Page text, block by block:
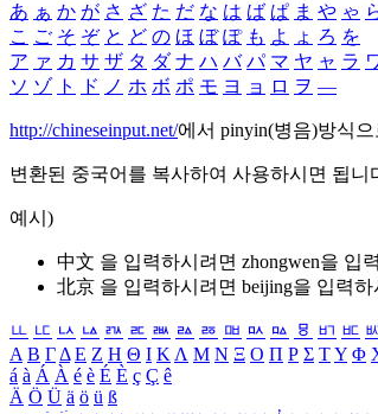
あ ぁ か が さ ざ た だ な は ば ぱ ま や ゃ
こ ご そ ぞ と ど の ほ ぼ ぽ も よ ょ ろ を
ア ァ カ サ ザ タ ダ ナ ハ バ パ マ ヤ ャ ラ
ソ ゾ ト ド ノ ホ ボ ポ モ ヨ ョ ロ ヲ ―
http://chineseinput.net/에서 pinyin(병음)방식
변환된 중국어를 복사하여 사용하시면 됩니
예시)
中文 을 입력하시려면 zhongwen을 입
北京 을 입력하시려면 beijing을 입력하
ㅥ ㅦ ㅧ ㅨ ㅩ ㅪ ㅫ ㅬ ㅭ ㅮ ㅯ ㅰ ㅱ ㅲ ㅳ
Α Β ΓΔ Ε Ζ Η Θ Ι ΚΛ Μ Ν Ξ Ο Π Ρ Σ ΤΥ Φ
á à Á À é è É È ç Ç ê
Ä Ö Ü ä ö ü ß